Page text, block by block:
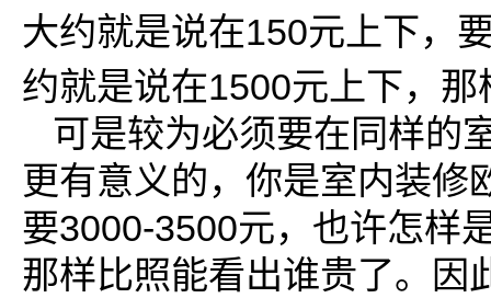
大约就是说在150元上下，
约就是说在1500元上下，
可是较为必须要在同样的
更有意义的，你是室内装修
要3000-3500元，也许怎样
那样比照能看出谁贵了。因